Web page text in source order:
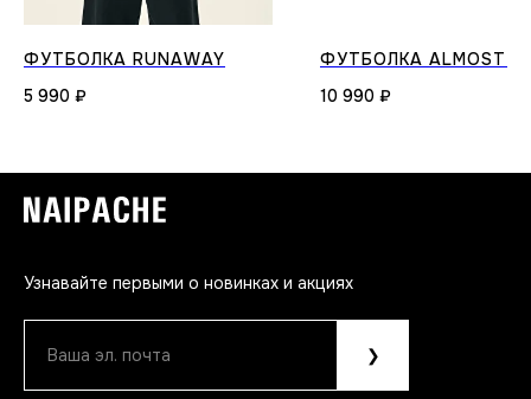
ФУТБОЛКА RUNAWAY
5 990 ₽
ФУТБОЛКА ALMOST
10 990 ₽
Узнавайте первыми о новинках и акциях
Ваша эл. почта ❯